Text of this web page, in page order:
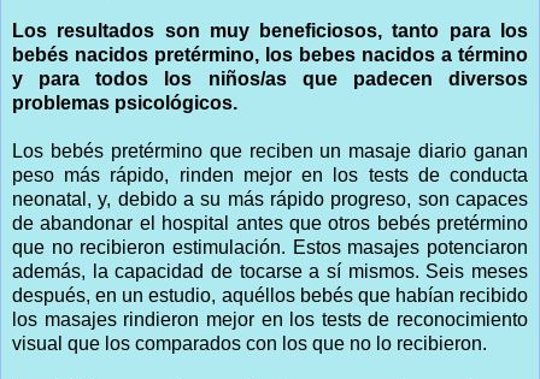
Los resultados son muy beneficiosos, tanto para los
bebés nacidos pretérmino, los bebes nacidos a término
y para todos los niños/as que padecen diversos
problemas psicológicos.
Los bebés pretérmino que reciben un masaje diario ganan
peso más rápido, rinden mejor en los tests de conducta
neonatal, y, debido a su más rápido progreso, son capaces
de abandonar el hospital antes que otros bebés pretérmino
que no recibieron estimulación. Estos masajes potenciaron
además, la capacidad de tocarse a sí mismos. Seis meses
después, en un estudio, aquéllos bebés que habían recibido
los masajes rindieron mejor en los tests de reconocimiento
visual que los comparados con los que no lo recibieron.